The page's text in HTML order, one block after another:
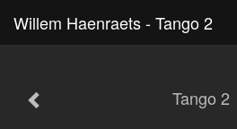
Willem Haenraets - Tango 2
Tango 2